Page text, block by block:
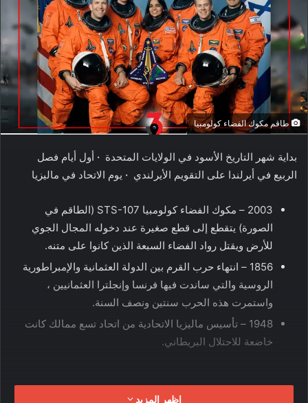
طاقم مكوك الفضاء كولومبيا
بداية شهر التاريخ الأسود في الولايات المتحدة · أول أيام فصل
الربيع في أيرلندا على التقويم الأيرلندي · يوم الاتحاد في ماليزيا
2003 – مكوك الفضاء كولومبيا STS-107 (الطاقم في
الصورة) يتقطع إلى قطع صغيرة عند دخوله المجال الجوي
للأرض ويقتل رواد الفضاء السبعة الذين كانوا على متنه.
1856 – انتهاء حرب القرم بين الدولة العثمانية والإمبراطورية
الروسية والتي ساندت فيها فرنسا وإنجلترا العثمانيين ،
واستمرت هذه الحرب سنتين ونصف السنة.
1948 – تأسيس ماليزيا الاتحادية من اتحاد تسع ممالك كانت
خاضعة للاحتلال البريطاني.
اظهر المزيد